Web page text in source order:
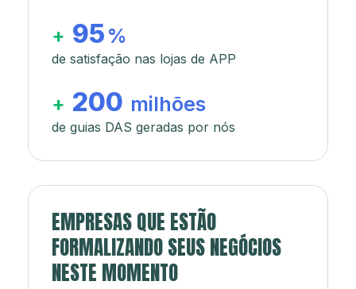
+ 95 %
de satisfação nas lojas de APP
+ 200 milhões
de guias DAS geradas por nós
EMPRESAS QUE ESTÃO
FORMALIZANDO SEUS NEGÓCIOS
NESTE MOMENTO